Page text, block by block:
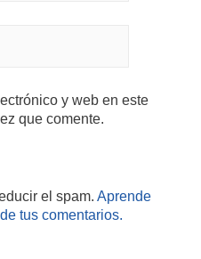
y web en este
que comente.
el spam. Aprende
tus comentarios.